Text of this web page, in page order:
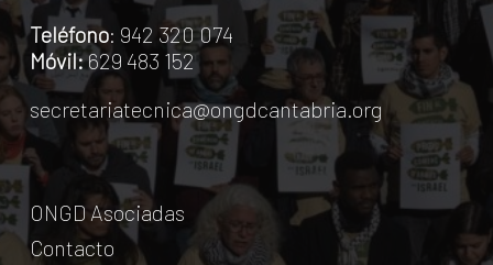
Teléfono: 942 320 074
Móvil:629 483 152
secretariatecnica@ongdcantabria.org
ONGD Asociadas
Contacto